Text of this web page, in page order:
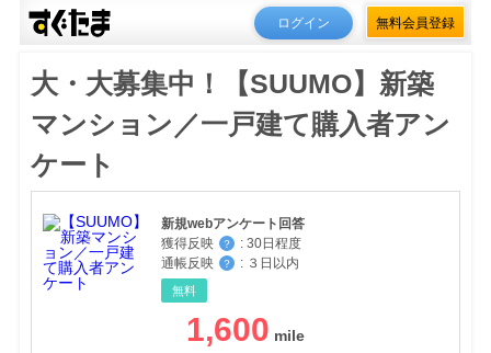
ログイン 無料会員登録
大・大募集中！【SUUMO】新築
マンション／一戸建て購入者アン
ケート
新規webアンケート回答
獲得反映
？ : 30日程度
通帳反映
？ : ３日以内
無料
1,600